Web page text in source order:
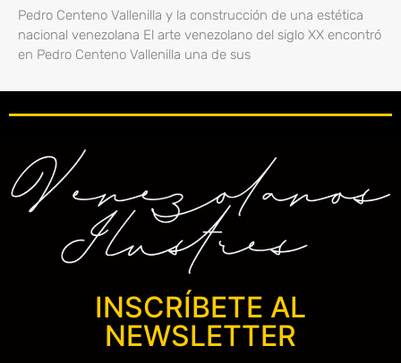
Pedro Centeno Vallenilla y la construcción de una estética
nacional venezolana El arte venezolano del siglo XX encontró
en Pedro Centeno Vallenilla una de sus
INSCRÍBETE AL
NEWSLETTER